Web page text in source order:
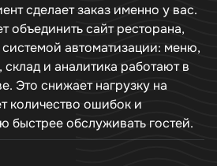
сделает заказ именно у вас.
объединить сайт ресторана,
автоматизации: меню,
склад и аналитика работают в
Это снижает нагрузку на
количество ошибок и
быстрее обслуживать гостей.